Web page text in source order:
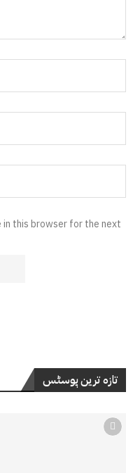
in this browser for the next
تازہ ترین پوسٹس